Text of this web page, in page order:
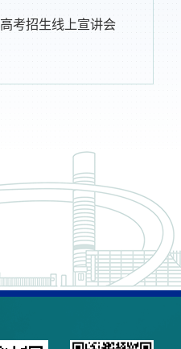
考招生线上宣讲会